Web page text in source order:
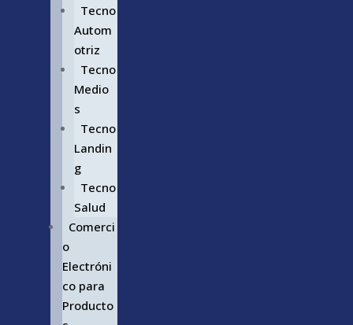
Tecno
Autom
otriz
Tecno
Medio
s
Tecno
Landin
g
Tecno
Salud
Comerci
o
Electróni
co para
Producto